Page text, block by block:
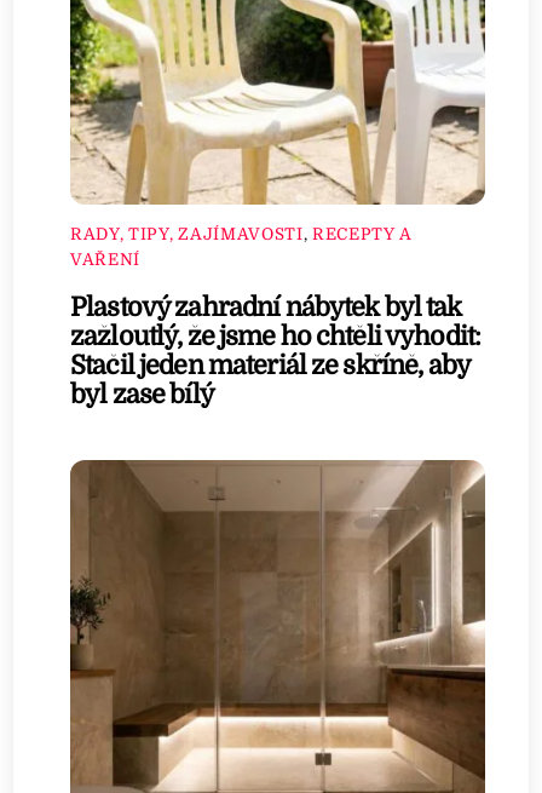
RADY, TIPY, ZAJÍMAVOSTI, RECEPTY A
VAŘENÍ
Plastový zahradní nábytek byl tak
zažloutlý, že jsme ho chtěli vyhodit:
Stačil jeden materiál ze skříně, aby
byl zase bílý